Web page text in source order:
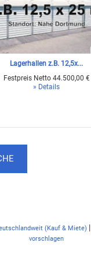
Lagerhallen z.B. 12,5x...
Festpreis Netto 44.500,00 €
» Details
(Kauf & Miete) |
vorschlagen